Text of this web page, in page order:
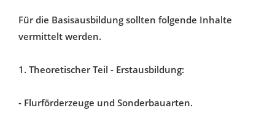
Für die Basisausbildung sollten folgende Inhalte
vermittelt werden.
1. Theoretischer Teil - Erstausbildung:
- Flurförderzeuge und Sonderbauarten.